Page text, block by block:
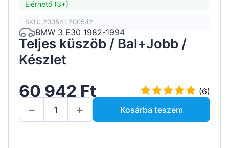
Elérhető (3+)
SKU: 200541 200542
BMW 3 E30 1982-1994
Teljes küszöb / Bal+Jobb /
Készlet
60 942 Ft
(6)
Kosárba teszem